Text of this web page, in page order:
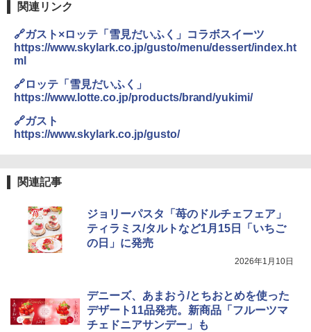
関連リンク
🔗ガスト×ロッテ「雪見だいふく」コラボスイーツ
https://www.skylark.co.jp/gusto/menu/dessert/index.ht
ml
🔗ロッテ「雪見だいふく」
https://www.lotte.co.jp/products/brand/yukimi/
🔗ガスト
https://www.skylark.co.jp/gusto/
関連記事
ジョリーパスタ「苺のドルチェフェア」
ティラミス/タルトなど1月15日「いちご
の日」に発売
2026年1月10日
デニーズ、あまおう/とちおとめを使った
デザート11品発売。新商品「フルーツマ
チェドニアサンデー」も